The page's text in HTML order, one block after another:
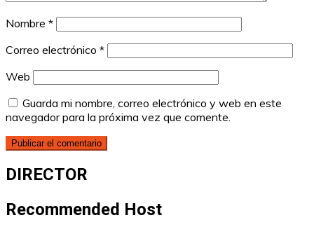
Nombre *
Correo electrónico *
Web
Guarda mi nombre, correo electrónico y web en este
navegador para la próxima vez que comente.
DIRECTOR
Recommended Host